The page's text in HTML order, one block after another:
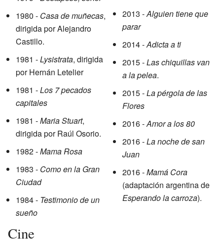
1980 - Casa de muñecas,
dirigida por Alejandro
Castillo.
1981 -Lysistrata, dirigida
por Hernán Letelier
1981 -Los 7 pecados
capitales
1981 -Maria Stuart,
dirigida por Raúl Osorio.
1982 -Mama Rosa
1983 - Como en la Gran
Ciudad
1984 - Testimonio de un
sueño
2013 -Alguien tiene que
parar
2014 -Adicta a ti
2015 -Las chiquillas van
a la pelea.
2015 -La pérgola de las
Flores
2016 -Amor a los 80
2016 -La noche de san
Juan
2016 -Mamá Cora
(adaptación argentina de
Esperando la carroza).
Cine